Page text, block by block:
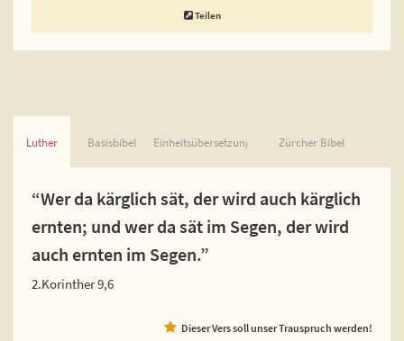
Teilen
Luther Basisbibel Einheitsübersetzung Zürcher Bibel
“Wer da kärglich sät, der wird auch kärglich
ernten; und wer da sät im Segen, der wird
auch ernten im Segen.”
2.Korinther 9,6
Dieser Vers soll unser Trauspruch werden!